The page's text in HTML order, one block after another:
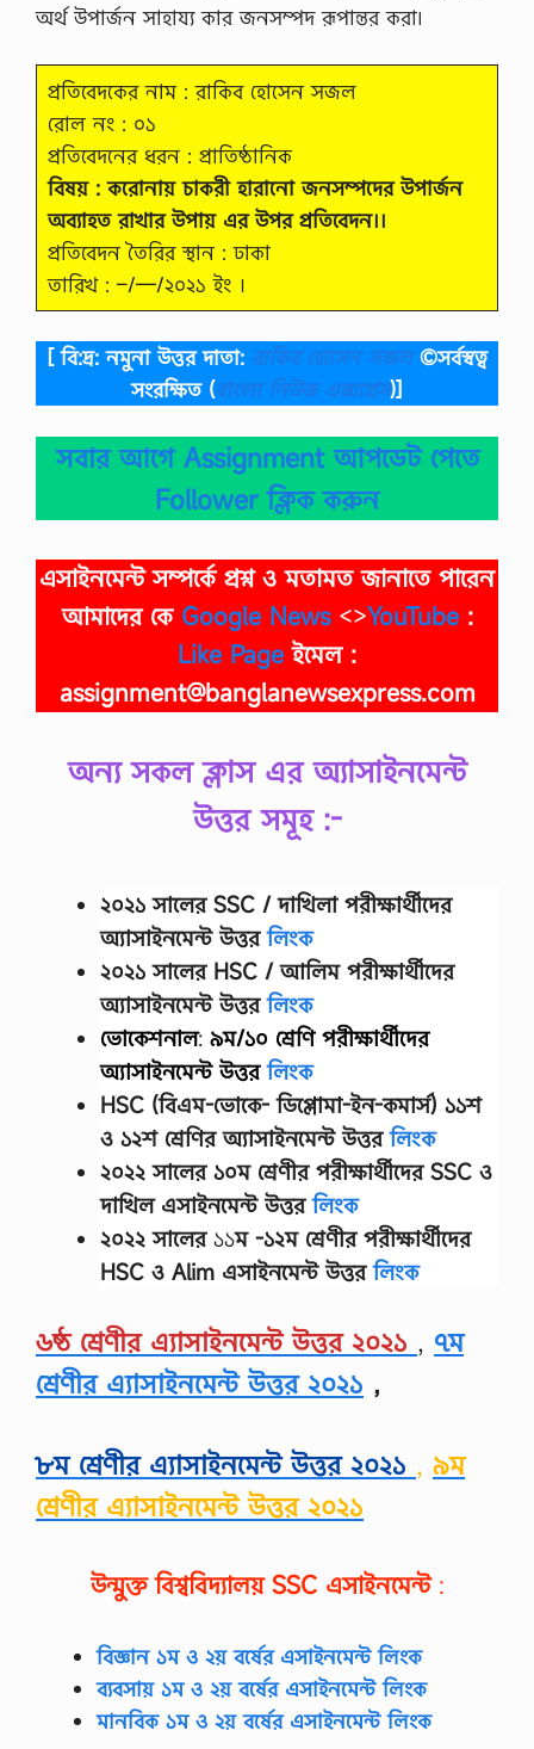
অর্থ উপার্জন সাহায্য কার জনসম্পদ রূপান্তর করা৷
প্রতিবেদকের নাম : রাকিব হোসেন সজল
রোল নং : ০১
প্রতিবেদনের ধরন : প্রাতিষ্ঠানিক
বিষয় : করােনায় চাকরী হারানাে জনসম্পদের উপার্জন
অব্যাহত রাখার উপায় এর উপর প্রতিবেদন।।
প্রতিবেদন তৈরির স্থান : ঢাকা
তারিখ : –/—/২০২১ ইং ।
[ বি:দ্র: নমুনা উত্তর দাতা: রাকিব হোসেন সজল©সর্বস্বত্ব
সংরক্ষিত (বাংলা নিউজ এক্সপ্রেস)]
সবার আগে Assignment আপডেট পেতে
Follower ক্লিক করুন
এসাইনমেন্ট সম্পর্কে প্রশ্ন ও মতামত জানাতে পারেন
আমাদের কে Google News<>YouTube :
Like Page ইমেল :
assignment@banglanewsexpress.com
অন্য সকল ক্লাস এর অ্যাসাইনমেন্ট
উত্তর সমূহ :-
২০২১ সালের SSC / দাখিলা পরীক্ষার্থীদের
অ্যাসাইনমেন্ট উত্তরলিংক
২০২১ সালের HSC / আলিম পরীক্ষার্থীদের
অ্যাসাইনমেন্ট উত্তরলিংক
ভোকেশনাল: ৯ম/১০ শ্রেণি পরীক্ষার্থীদের
অ্যাসাইনমেন্ট উত্তরলিংক
HSC (বিএম-ভোকে- ডিপ্লোমা-ইন-কমার্স) ১১শ
ও ১২শ শ্রেণির অ্যাসাইনমেন্ট উত্তরলিংক
২০২২ সালের ১০ম শ্রেণীর পরীক্ষার্থীদেরSSC ও
দাখিল এসাইনমেন্ট উত্তরলিংক
২০২২ সালের১১ম -১২ম শ্রেণীর পরীক্ষার্থীদের
HSC ও Alim এসাইনমেন্ট উত্তরলিংক
৬ষ্ঠ শ্রেণীর এ্যাসাইনমেন্ট উত্তর ২০২১ , ৭ম
শ্রেণীর এ্যাসাইনমেন্ট উত্তর ২০২১ ,
৮ম শ্রেণীর এ্যাসাইনমেন্ট উত্তর ২০২১ , ৯ম
শ্রেণীর এ্যাসাইনমেন্ট উত্তর ২০২১
উন্মুক্ত বিশ্ববিদ্যালয়SSC এসাইনমেন্ট:
বিজ্ঞান ১ম ও ২য় বর্ষের এসাইনমেন্ট লিংক
ব্যবসায় ১ম ও ২য় বর্ষের এসাইনমেন্ট লিংক
মানবিক ১ম ও ২য় বর্ষের এসাইনমেন্ট লিংক